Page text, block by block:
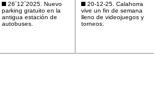
26´12´2025. Nuevo
parking gratuito en la
antigua estación de
autobuses.
20-12-25. Calahorra
vive un fin de semana
lleno de videojuegos y
torneos.